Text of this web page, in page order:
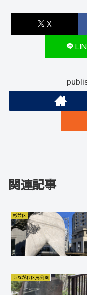
X
関連記事
杉並区
しながわ区民公園